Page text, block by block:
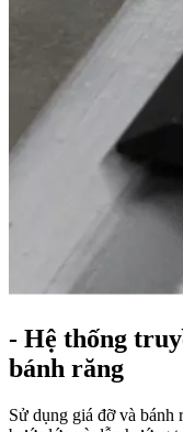
- Hệ thống
bánh răng
Sử dụng giá đỡ và bánh